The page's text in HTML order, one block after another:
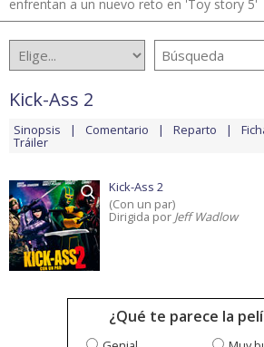
enfrentan a un nuevo reto en 'Toy story 5'
Kick-Ass 2
Sinopsis Comentario Reparto
Tráiler
Kick-Ass 2
(Con un par)
Dirigida por Jeff Wadlow
¿Qué te parece la